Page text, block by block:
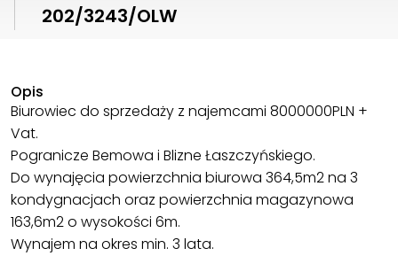
202/3243/OLW
Opis
Biurowiec do sprzedaży z najemcami 8000000PLN +
Vat.
Pogranicze Bemowa i Blizne Łaszczyńskiego.
Do wynajęcia powierzchnia biurowa 364,5m2 na 3
kondygnacjach oraz powierzchnia magazynowa
163,6m2 o wysokości 6m.
Wynajem na okres min. 3 lata.